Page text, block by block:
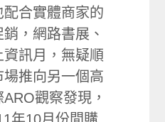
合實體商家的
，網路書展、
訊月，無疑順
推向另一個高
觀察發現，